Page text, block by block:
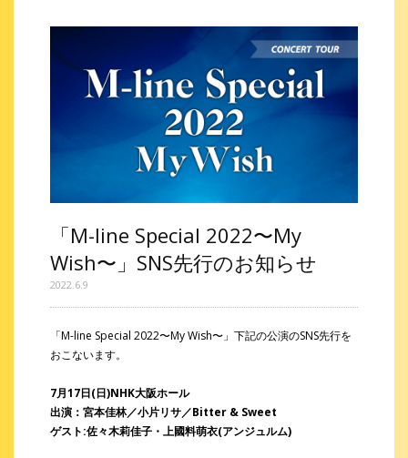
「M-line Special 2022〜My
Wish〜」SNS先行のお知らせ
2022.6.9
「M-line Special 2022〜My Wish〜」下記の公演のSNS先行を
おこないます。
7月17日(日)NHK大阪ホール
出演：宮本佳林／小片リサ／Bitter & Sweet
ゲスト:佐々木莉佳子・上國料萌衣(アンジュルム)